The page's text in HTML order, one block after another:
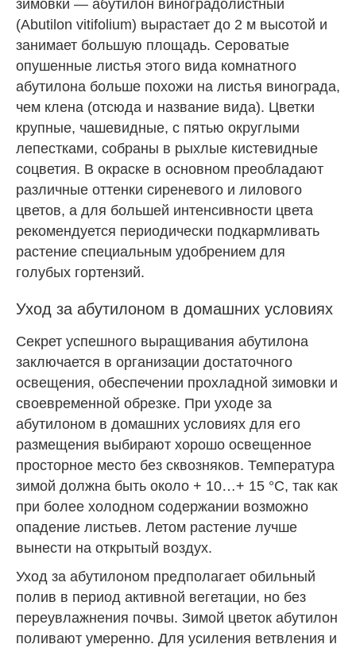
зимовки — абутилон виноградолистный
(Abutilon vitifolium) вырастает до 2 м высотой и
занимает большую площадь. Сероватые
опушенные листья этого вида комнатного
абутилона больше похожи на листья винограда,
чем клена (отсюда и название вида). Цветки
крупные, чашевидные, с пятью округлыми
лепестками, собраны в рыхлые кистевидные
соцветия. В окраске в основном преобладают
различные оттенки сиреневого и лилового
цветов, а для большей интенсивности цвета
рекомендуется периодически подкармливать
растение специальным удобрением для
голубых гортензий.
Уход за абутилоном в домашних условиях
Секрет успешного выращивания абутилона
заключается в организации достаточного
освещения, обеспечении прохладной зимовки и
своевременной обрезке. При уходе за
абутилоном в домашних условиях для его
размещения выбирают хорошо освещенное
просторное место без сквозняков. Температура
зимой должна быть около + 10…+ 15 °C, так как
при более холодном содержании возможно
опадение листьев. Летом растение лучше
вынести на открытый воздух.
Уход за абутилоном предполагает обильный
полив в период активной вегетации, но без
переувлажнения почвы. Зимой цветок абутилон
поливают умеренно. Для усиления ветвления и